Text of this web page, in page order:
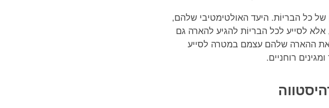
של כל הבריוֹת. היעד האולטימטיבי שלהם,
לסייע לכל הבריוֹת להגיע להארה גם
ההארה שלהם עצמם במטרה לסייע
רוחניים.